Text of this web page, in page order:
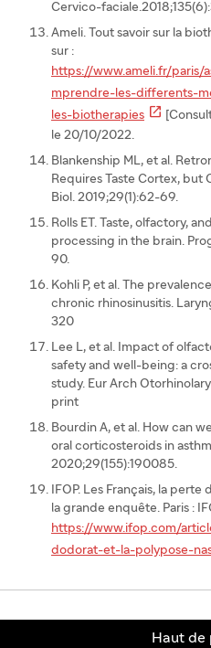
Cervico-
Ameli. Tout savoir sur la
sur :
https://www.ameli.fr/paris/
mprendre-les-differents-
les-biotherapies 
le 20/10/2022.
Blankenship ML, et al.
Requires Taste Cortex, but
Biol. 2019;29(1):62-69.
Rolls ET. Taste, olfactory,
processing in the brain.
90.
Kohli P, et al. The
chronic rhinosinusitis.
320
Lee L, et al. Impact of
safety and well-being: a
study. Eur Arch
print
Bourdin A, et al. How can
oral corticosteroids in
2020;29(155):190085.
IFOP. Les Français, la
la grande enquête. Paris :
https://www.ifop.com/
dodorat-et-la-polypose-
Haut de